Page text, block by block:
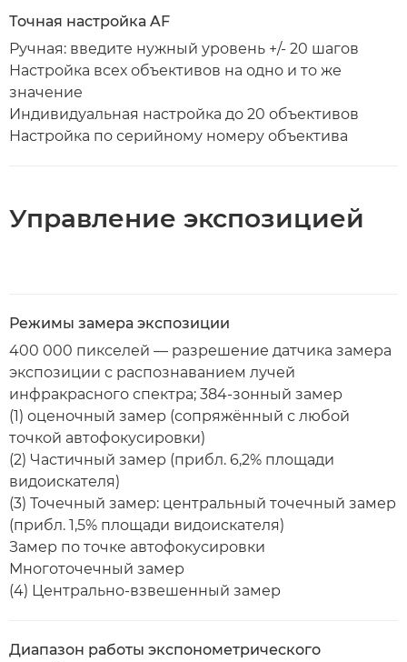
Точная настройка AF
Ручная: введите нужный уровень +/- 20 шагов
Настройка всех объективов на одно и то же
значение
Индивидуальная настройка до 20 объективов
Настройка по серийному номеру объектива
Управление экспозицией
Режимы замера экспозиции
400 000 пикселей — разрешение датчика замера
экспозиции с распознаванием лучей
инфракрасного спектра; 384-зонный замер
(1) оценочный замер (сопряжённый с любой
точкой автофокусировки)
(2) Частичный замер (прибл. 6,2% площади
видоискателя)
(3) Точечный замер: центральный точечный замер
(прибл. 1,5% площади видоискателя)
Замер по точке автофокусировки
Многоточечный замер
(4) Центрально-взвешенный замер
Диапазон работы экспонометрического